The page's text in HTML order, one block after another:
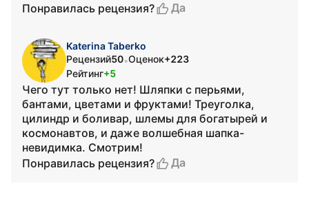
Понравилась рецензия?
Да
Katerina Taberko
Рецензий50•Оценок+223
Рейтинг+5
Чего тут только нет! Шляпки с перьями,
бантами, цветами и фруктами! Треуголка,
цилиндр и боливар, шлемы для богатырей и
космонавтов, и даже волшебная шапка-
невидимка. Смотрим!
Понравилась рецензия?
Да